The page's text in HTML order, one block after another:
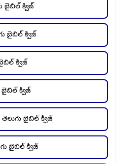
బైబిల్ క్విజ్
బైబిల్ క్విజ్
క్విజ్
బైబిల్ క్విజ్
బైబిల్ క్విజ్
బైబిల్ క్విజ్